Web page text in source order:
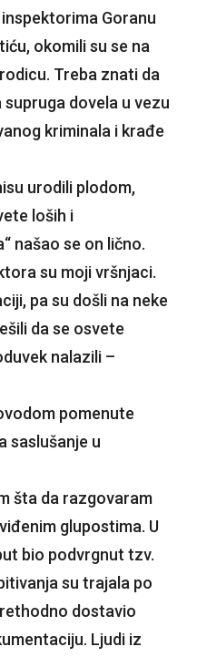
Goranu
okomili su se na
Treba znati da
dovela u vezu
kriminala i krađe
urodili plodom,
loših i
našao se on lično.
su moji vršnjaci.
pa su došli na neke
da se osvete
nalazili –
pomenute
saslušanje u
šta da razgovaram
glupostima. U
bio podvrgnut tzv.
su trajala po
dostavio
Ljudi iz